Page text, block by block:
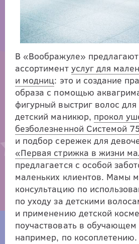
В «Воображуле»
ассортимент услуг для
и модниц: это и создание
образа с помощью
фигурный выстриг волос
детский маникюр, прокол
безболезненной Системой
и подбор сережек для
«Первая стрижка в жизни
предлагается с особой
маленьких клиентов. Мамы
консультацию по
по уходу за детскими
и применению детской
поучаствовать в обучающем
например, по косоплетению.